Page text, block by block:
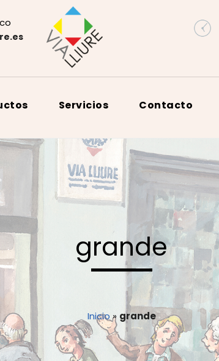
Servicios Contacto
grande
Inicio» grande